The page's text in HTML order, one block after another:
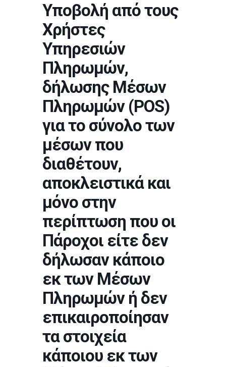
Υποβολή από τους
Χρήστες
Υπηρεσιών
Πληρωμών,
δήλωσης Μέσων
Πληρωμών (POS)
για το σύνολο των
μέσων που
διαθέτουν,
αποκλειστικά και
μόνο στην
περίπτωση που οι
Πάροχοι είτε δεν
δήλωσαν κάποιο
εκ των Μέσων
Πληρωμών ή δεν
επικαιροποίησαν
τα στοιχεία
κάποιου εκ των